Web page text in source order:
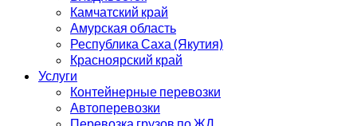
Камчатский край
Амурская область
Республика Саха (Якутия)
Красноярский край
Услуги
Контейнерные перевозки
Автоперевозки